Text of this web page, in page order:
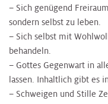
– Sich genügend
sondern selbst zu leben.
– Sich selbst mit
behandeln.
– Gottes Gegenwart in
lassen. Inhaltlich gibt es
– Schweigen und Stille